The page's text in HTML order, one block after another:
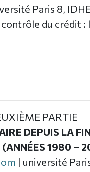
Paris 8,
du crédit :
PARTIE
DEPUIS LA
(ANNÉES 1980 –
| université